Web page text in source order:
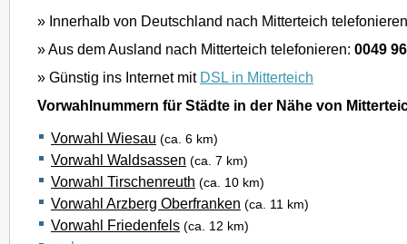
» Innerhalb von Deutschland nach Mitterteich
» Aus dem Ausland nach Mitterteich telefonieren: 0049
» Günstig ins Internet mit DSL in Mitterteich
Vorwahlnummern für Städte in der Nähe von
Vorwahl Wiesau (ca. 6 km)
Vorwahl Waldsassen (ca. 7 km)
Vorwahl Tirschenreuth (ca. 10 km)
Vorwahl Arzberg Oberfranken (ca. 11 km)
Vorwahl Friedenfels (ca. 12 km)